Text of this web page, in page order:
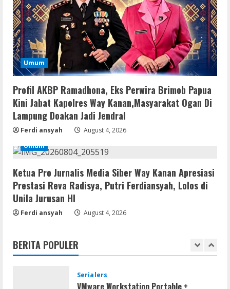
Umum
Profil AKBP Ramadhona, Eks Perwira Brimob Papua
Kini Jabat Kapolres Way Kanan,Masyarakat Ogan Di
Lampung Doakan Jadi Jendral
Ferdi ansyah
August 4, 2026
Umum
Ketua Pro Jurnalis Media Siber Way Kanan Apresiasi
Prestasi Reva Radisya, Putri Ferdiansyah, Lolos di
Unila Jurusan HI
Ferdi ansyah August 4, 2026
BERITA POPULER
3
Serialers
MATLAB Crack + Portable Clean
Premium
August 6, 2026
4
Serialers
Ableton Live Crack + Portable Windows
10 (x32x64)
August 6, 2026
5
Assassin’s Creed Shadows Digital
Deluxe Edition Cracked Rune Release
for Desktop
August 6, 2026
1
Serialers
MATLAB R2024b Crack exe [Full] x64
Serialers